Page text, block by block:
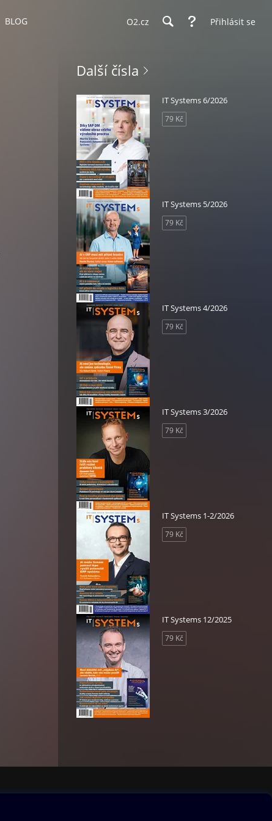
BLOG O2.cz Přihlásit se
Další čísla
IT Systems 6/2026
79 Kč
IT Systems 5/2026
79 Kč
IT Systems 4/2026
79 Kč
IT Systems 3/2026
79 Kč
IT Systems 1-2/2026
79 Kč
IT Systems 12/2025
79 Kč